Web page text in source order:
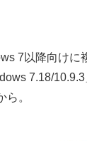
7以降向けに
7.18/
ら。